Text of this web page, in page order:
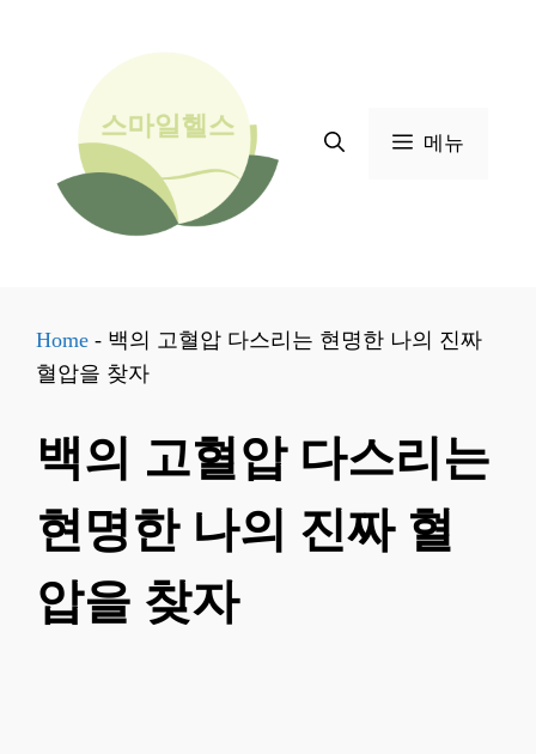
메뉴
Home - 백의 고혈압 다스리는 현명한 나의 진짜
혈압을 찾자
백의 고혈압 다스리는
현명한 나의 진짜 혈
압을 찾자